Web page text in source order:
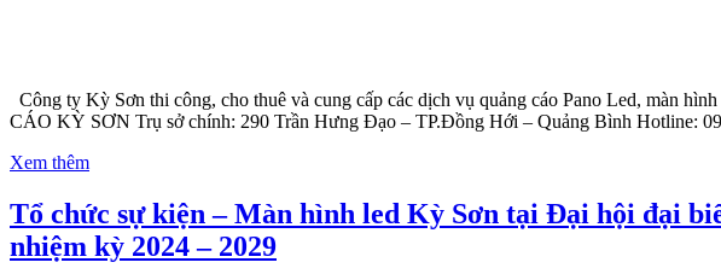
Công ty Kỳ Sơn thi công, cho thuê và cung cấp các dịch vụ quảng cáo Pano Led, màn
CÁO KỲ SƠN Trụ sở chính: 290 Trần Hưng Đạo – TP.Đồng Hới – Quảng Bình Hotline:
Xem thêm
Tổ chức sự kiện – Màn hình led Kỳ Sơn tại Đại hội đại
nhiệm kỳ 2024 – 2029